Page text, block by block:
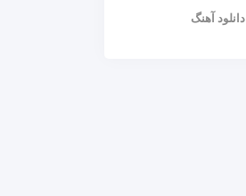
دانلود آهنگ